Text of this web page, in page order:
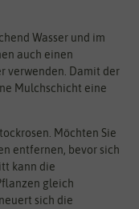
Wasser und im
auch einen
verwenden. Damit der
Mulchschicht eine
Möchten Sie
entfernen, bevor sich
kann die
gleich
sich die